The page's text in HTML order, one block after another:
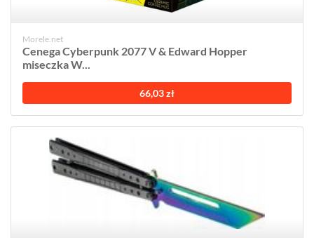
Morele.net
Cenega Cyberpunk 2077 V & Edward Hopper
miseczka W...
66,03 zł